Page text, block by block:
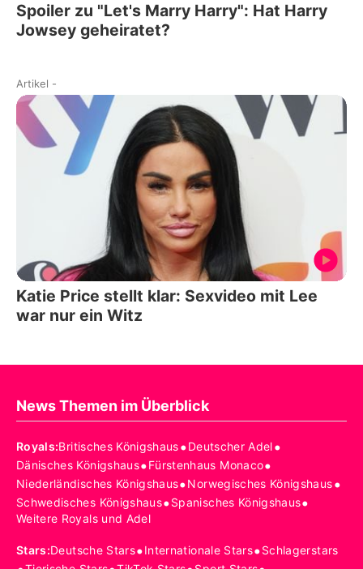
Spoiler zu "Let's Marry Harry": Hat Harry
Jowsey geheiratet?
Artikel -
Katie Price stellt klar: Sexvideo mit Lee
war nur ein Witz
News Themen im Überblick
Royals:Britisches Königshaus•Deutscher Adel•
Dänisches Königshaus•Fürstenhaus Monaco•
Niederländisches Königshaus•Norwegisches Königshaus•
Schwedisches Königshaus•Spanisches Königshaus•
Weitere Royals und Adel
Stars:Deutsche Stars•Internationale Stars•Schlagerstars